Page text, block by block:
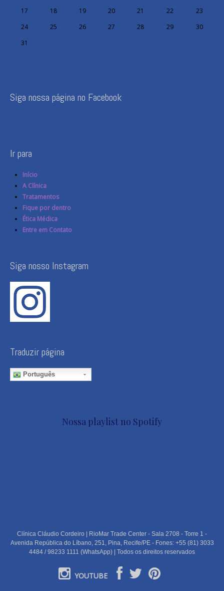
17
18 19 20 21 22
23
24
25 26 27 28 29
30
31
Siga nossa página no Facebook
Ir para
Início
A Clínica
Tratamentos
Fique por dentro
Ética Médica
Entre em Contato
Siga nosso Instagram
Traduzir página
Português
Nossa playlist no Spotify
Clínica Cláudio Cordeiro | RioMar Trade Center - Sala 2708 - Torre 1 -
Avenida República do Líbano, 251, Pina, Recife/PE - Fones: +55 (81) 3033
4484 / 98233 1111 (WhatsApp) | Todos os direitos reservados
YOUTUBE